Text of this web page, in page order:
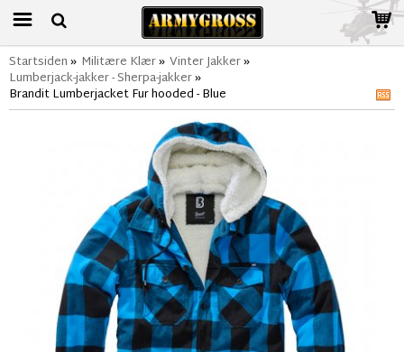
Startsiden» Militære Klær» Vinter Jakker»
Lumberjack-jakker - Sherpa-jakker»
Brandit Lumberjacket Fur hooded - Blue